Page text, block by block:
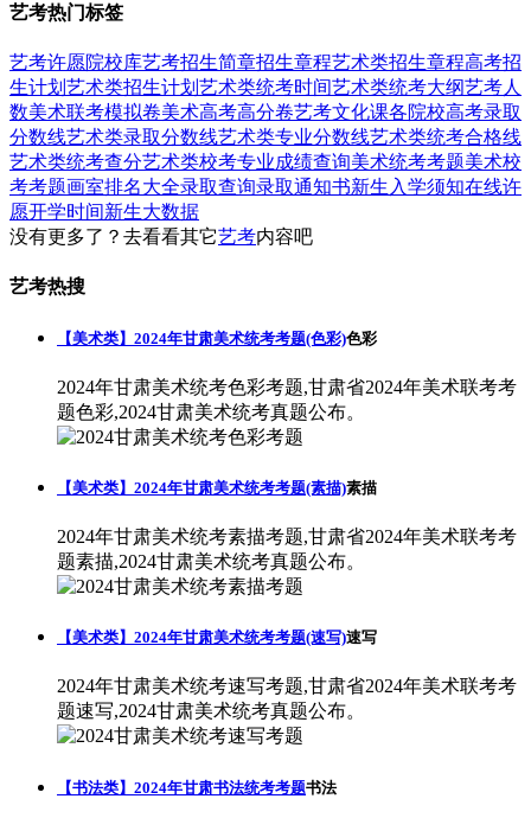
艺考热门标签
艺考许愿院校库艺考招生简章招生章程艺术类招生章程高考招
生计划 艺术类招生计划 艺术类统考时间艺术类统考大纲艺考人
数美术联考模拟卷美术高考高分卷艺考文化课各院校高考录取
分数线艺术类录取分数线艺术类专业分数线艺术类统考合格线
艺术类统考查分艺术类校考专业成绩查询美术统考考题美术校
考考题画室排名大全录取查询录取通知书新生入学须知在线许
愿开学时间新生大数据
没有更多了？去看看其它艺考内容吧
艺考热搜
【美术类】2024年甘肃美术统考考题(色彩)色彩
2024年甘肃美术统考色彩考题,甘肃省2024年美术联考考
题色彩,2024甘肃美术统考真题公布。
【美术类】2024年甘肃美术统考考题(素描)素描
2024年甘肃美术统考素描考题,甘肃省2024年美术联考考
题素描,2024甘肃美术统考真题公布。
【美术类】2024年甘肃美术统考考题(速写)速写
2024年甘肃美术统考速写考题,甘肃省2024年美术联考考
题速写,2024甘肃美术统考真题公布。
【书法类】2024年甘肃书法统考考题书法